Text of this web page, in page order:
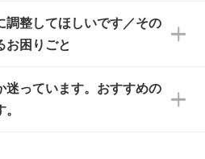
スタッフがデータに不備
お客様と確認してから印
安心ください。
はPDF形式ですが、
で開いてご利用いただけ
。
解像度かどうか、担当ス
たします。
担当スタッフ宛にメール
調整してほしいです／その
お困りごと
際には、担当スタッフが
でお気軽にご相談くださ
迷っています。おすすめの